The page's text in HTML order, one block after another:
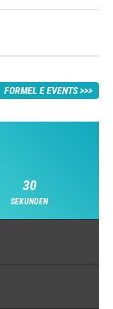
FORMEL E EVENTS
29
SEKUNDEN